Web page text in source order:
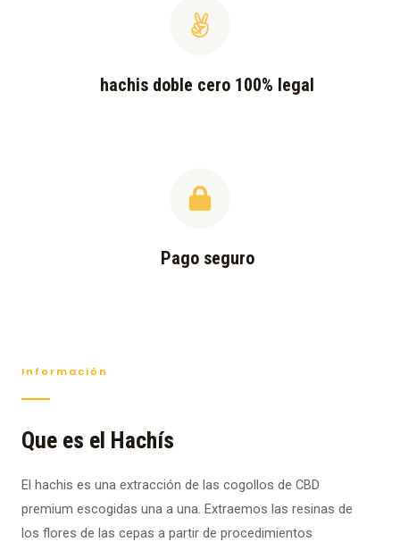
hachis doble cero 100% legal
Pago seguro
Información
Que es el Hachís
El hachis es una extracción de las cogollos de CBD
premium escogidas una a una. Extraemos las resinas de
los flores de las cepas a partir de procedimientos